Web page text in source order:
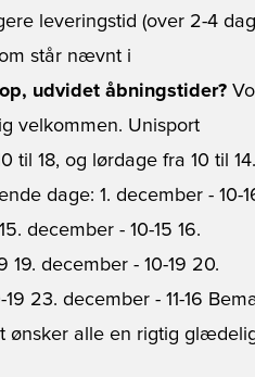
leveringstid (over 2-4
står nævnt i
udvidet åbningstider?
velkommen. Unisport
18, og lørdage fra 10 til 14. I
dage: 1. december - 10-
december - 10-15 16.
19. december - 10-19 20.
23. december - 11-16
ønsker alle en rigtig